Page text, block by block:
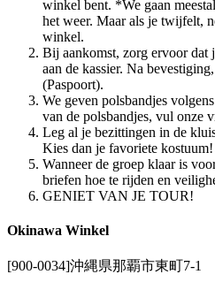
winkel bent. *We gaan
het weer. Maar als je twijfelt,
winkel.
Bij aankomst, zorg ervoor dat
aan de kassier. Na
(Paspoort).
We geven polsbandjes
van de polsbandjes, vul onze
Leg al je bezittingen in de
Kies dan je favoriete
Wanneer de groep klaar is
briefen hoe te rijden en
GENIET VAN JE TOUR!
Okinawa Winkel
[900-0034]沖縄県那覇市東町7-1